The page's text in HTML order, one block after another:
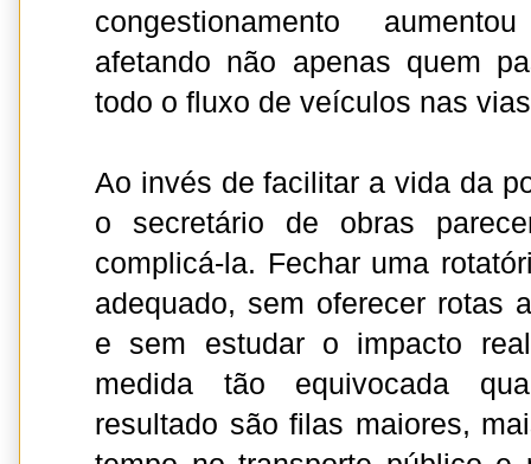
congestionamento
afetando não apenas quem
todo o fluxo de veículos nas
Ao invés de facilitar a vida da
o secretário de obras
complicá-la. Fechar uma
adequado, sem oferecer rotas
e sem estudar o impacto
medida tão equivocada
resultado são filas maiores,